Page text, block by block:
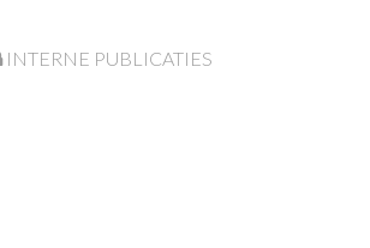
INTERNE PUBLICATIES